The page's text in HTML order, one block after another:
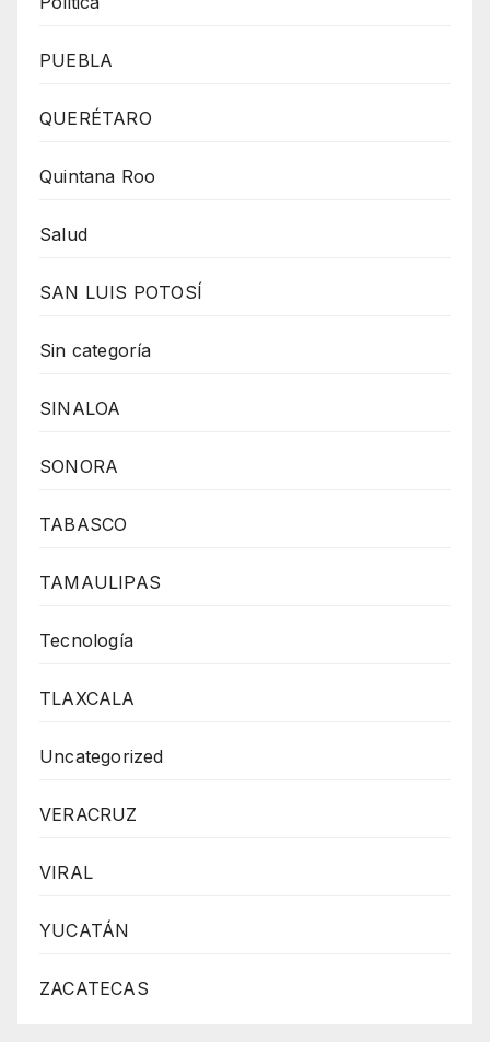
PUEBLA
QUERÉTARO
Quintana Roo
Salud
SAN LUIS POTOSÍ
Sin categoría
SINALOA
SONORA
TABASCO
TAMAULIPAS
Tecnología
TLAXCALA
Uncategorized
VERACRUZ
VIRAL
YUCATÁN
ZACATECAS